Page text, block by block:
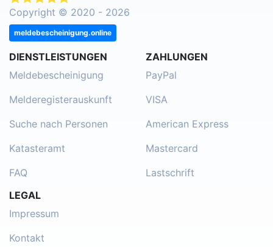
Copyright © 2020 - 2026
meldebescheinigung.online
DIENSTLEISTUNGEN
Meldebescheinigung
Melderegisterauskunft
Suche nach Personen
Katasteramt
FAQ
ZAHLUNGEN
PayPal
VISA
American Express
Mastercard
Lastschrift
LEGAL
Impressum
Kontakt